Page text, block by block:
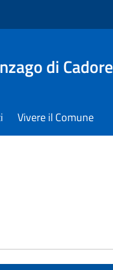
di Cadore
Vivere il Comune